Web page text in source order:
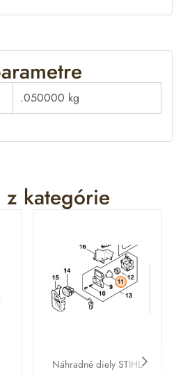
.050000 kg
z kategórie
Náhradné diely STIHL